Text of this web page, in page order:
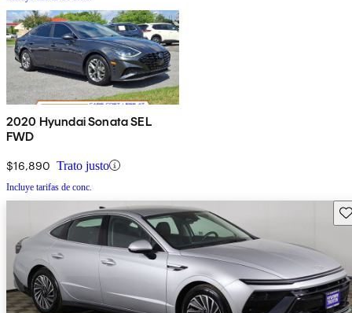
2020 Hyundai Sonata SEL
FWD
$16,890 Trato justo
Incluye tarifas de conc.